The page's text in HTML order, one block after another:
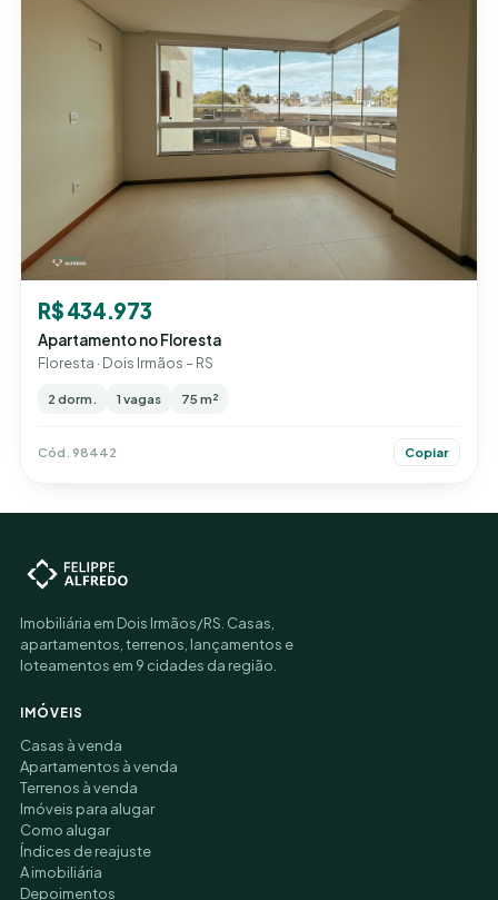
R$ 434.973
Apartamento no Floresta
Floresta · Dois Irmãos – RS
2 dorm. 1 vagas 75 m²
Cód. 98442 Copiar
Imobiliária em Dois Irmãos/RS. Casas,
apartamentos, terrenos, lançamentos e
loteamentos em 9 cidades da região.
IMÓVEIS
Casas à venda
Apartamentos à venda
Terrenos à venda
Imóveis para alugar
Como alugar
Índices de reajuste
A imobiliária
Depoimentos